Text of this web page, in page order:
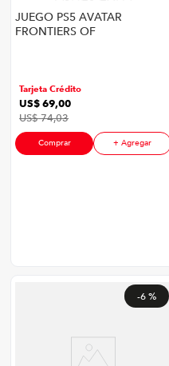
JUEGO PS5 AVATAR
FRONTIERS OF
Tarjeta Crédito
US$69,00
US$74,03
Comprar + Agregar
-6 %